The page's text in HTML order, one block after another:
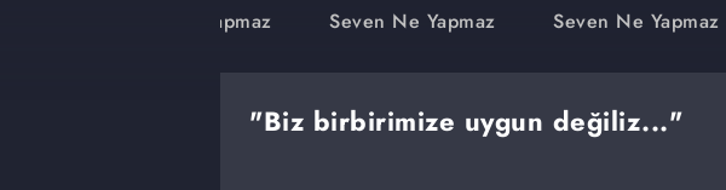
Seven Ne Yapmaz
Seven Ne Yapmaz
Seven Ne Yapmaz
"Biz birbirimize uygun değiliz..."